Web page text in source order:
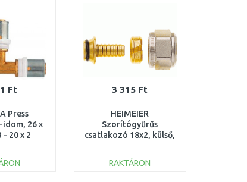
Ft
Press
26 x
- 20 x 2
3 315 Ft
HEIMEIER
Szorítógyűrűs
csatlakozó 18x2, külső,
1311-18.351
RAKTÁRON